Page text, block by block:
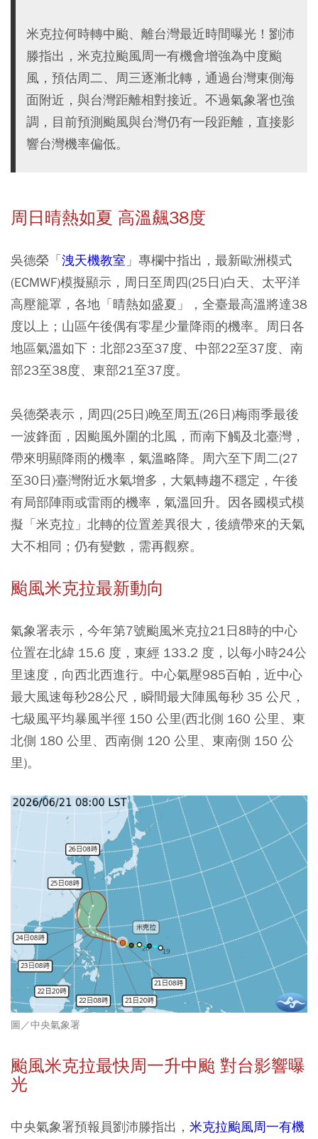
米克拉何時轉中颱、離台灣最近時間曝光！劉沛
滕指出，米克拉颱風周一有機會增強為中度颱
風，預估周二、周三逐漸北轉，通過台灣東側海
面附近，與台灣距離相對接近。不過氣象署也強
調，目前預測颱風與台灣仍有一段距離，直接影
響台灣機率偏低。
周日晴熱如夏 高溫飆38度
吳德榮「洩天機教室 」專欄中指出，最新歐洲模式
(ECMWF)模擬顯示，周日至周四(25日)白天、太平洋
高壓籠罩，各地「晴熱如盛夏」，全臺最高溫將達38
度以上；山區午後偶有零星少量降雨的機率。周日各
地區氣溫如下： 北部23至37度、中部22至37度、南
部23至38度、東部21至37度。
吳德榮表示，周四(25日)晚至周五(26日)梅雨季最後
一波鋒面，因颱風外圍的北風，而南下觸及北臺灣，
帶來明顯降雨的機率，氣溫略降。周六至下周二(27
至30日)臺灣附近水氣增多，大氣轉趨不穩定，午後
有局部陣雨或雷雨的機率，氣溫回升。因各國模式模
擬「米克拉」北轉的位置差異很大，後續帶來的天氣
大不相同；仍有變數，需再觀察。
颱風米克拉最新動向
氣象署表示，今年第7號颱風米克拉21日8時的中心
位置在北緯 15.6 度，東經 133.2 度，以每小時24公
里速度，向西北西進行。中心氣壓985百帕，近中心
最大風速每秒28公尺，瞬間最大陣風每秒 35 公尺，
七級風平均暴風半徑 150 公里(西北側 160 公里、東
北側 180 公里、西南側 120 公里、東南側 150 公
里)。
圖／中央氣象署
颱風米克拉最快周一升中颱 對台影響曝
光
中央氣象署預報員劉沛滕指出， 米克拉颱風周一有機